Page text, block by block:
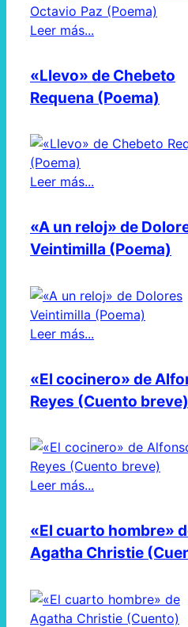
Leer más...
«Llevo» de Chebeto
Requena (Poema)
Leer más...
«A un reloj» de
Veintimilla (Poema)
Leer más...
«El cocinero» de
Reyes (Cuento breve)
Leer más...
«El cuarto hombre»
Agatha Christie